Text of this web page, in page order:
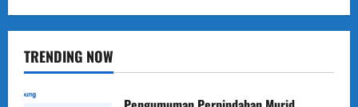
Mendidik Tanpa Mengubur Potensi: SMKN 51
TRENDING NOW